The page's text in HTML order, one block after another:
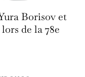
Borisov et
de la 78e